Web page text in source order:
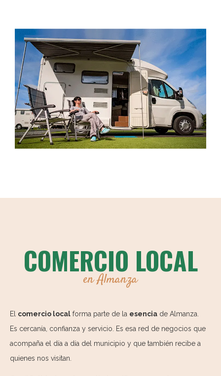
COMERCIO LOCAL
en Almanza
El comercio local forma parte de la esencia de Almanza.
Es cercanía, confianza y servicio. Es esa red de negocios que
acompaña el día a día del municipio y que también recibe a
quienes nos visitan.